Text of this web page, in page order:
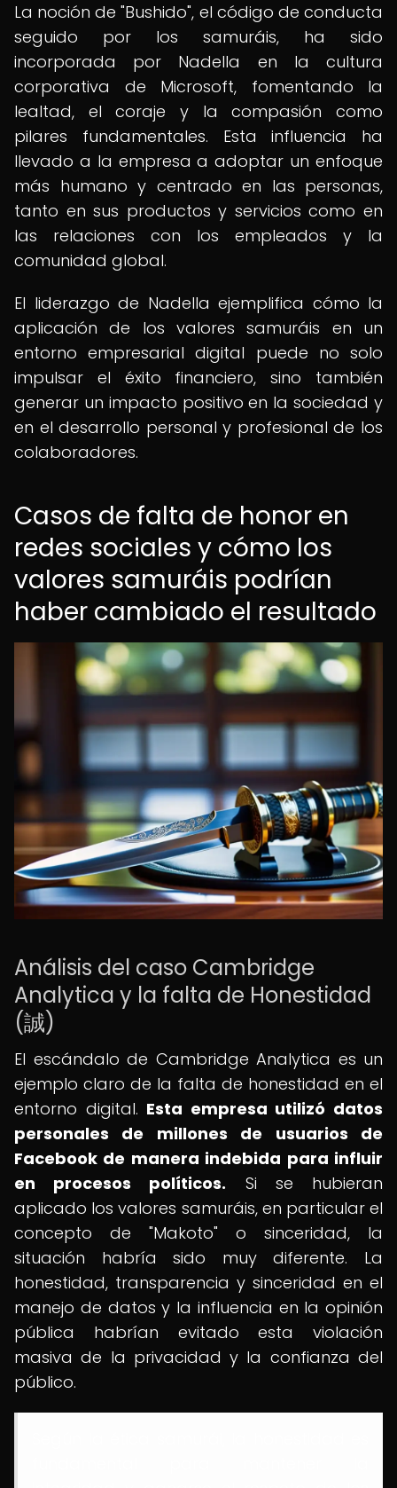
La noción de "Bushido", el código de conducta
seguido por los samuráis, ha sido
incorporada por Nadella en la cultura
corporativa de Microsoft, fomentando la
lealtad, el coraje y la compasión como
pilares fundamentales. Esta influencia ha
llevado a la empresa a adoptar un enfoque
más humano y centrado en las personas,
tanto en sus productos y servicios como en
las relaciones con los empleados y la
comunidad global.
El liderazgo de Nadella ejemplifica cómo la
aplicación de los valores samuráis en un
entorno empresarial digital puede no solo
impulsar el éxito financiero, sino también
generar un impacto positivo en la sociedad y
en el desarrollo personal y profesional de los
colaboradores.
Casos de falta de honor en
redes sociales y cómo los
valores samuráis podrían
haber cambiado el resultado
Análisis del caso Cambridge
Analytica y la falta de Honestidad
(誠)
El escándalo de Cambridge Analytica es un
ejemplo claro de la falta de honestidad en el
entorno digital. Esta empresa utilizó datos
personales de millones de usuarios de
Facebook de manera indebida para influir
en procesos políticos. Si se hubieran
aplicado los valores samuráis, en particular el
concepto de "Makoto" o sinceridad, la
situación habría sido muy diferente. La
honestidad, transparencia y sinceridad en el
manejo de datos y la influencia en la opinión
pública habrían evitado esta violación
masiva de la privacidad y la confianza del
público.